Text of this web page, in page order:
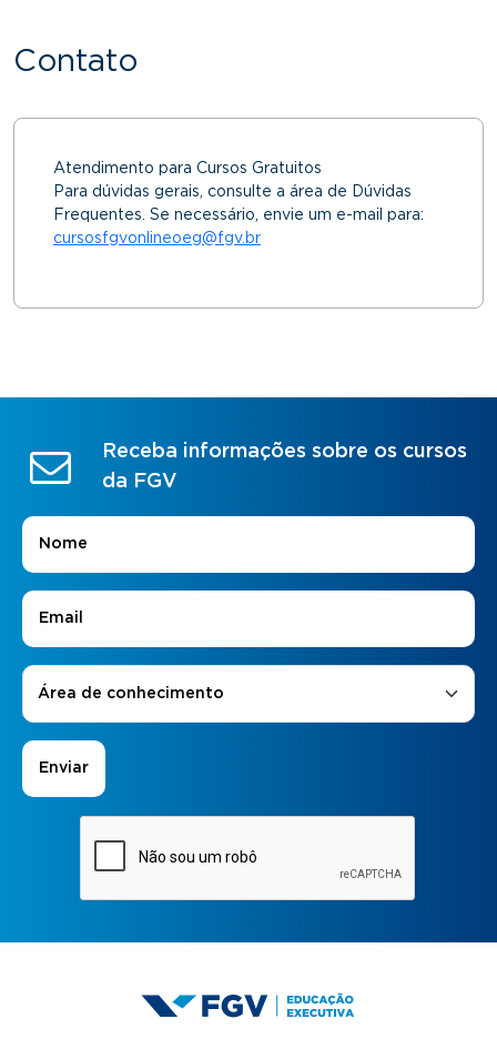
Contato
Atendimento para Cursos Gratuitos
Para dúvidas gerais, consulte a área de Dúvidas
Frequentes. Se necessário, envie um e-mail para:
cursosfgvonlineoeg@fgv.br
Receba informações sobre os cursos
da FGV
Nome
E-mail
Áreas de Interesse
Área de conhecimento